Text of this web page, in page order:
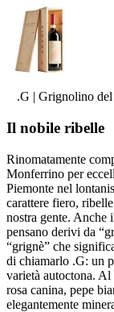
.G | Grignolino
Il nobile ribelle
Rinomatamente
Monferrino per
Piemonte nel
carattere fiero,
nostra gente. Anche
pensano derivi da
“grignè” che
di chiamarlo .G: un
varietà autoctona.
rosa canina, pepe
elegantemente